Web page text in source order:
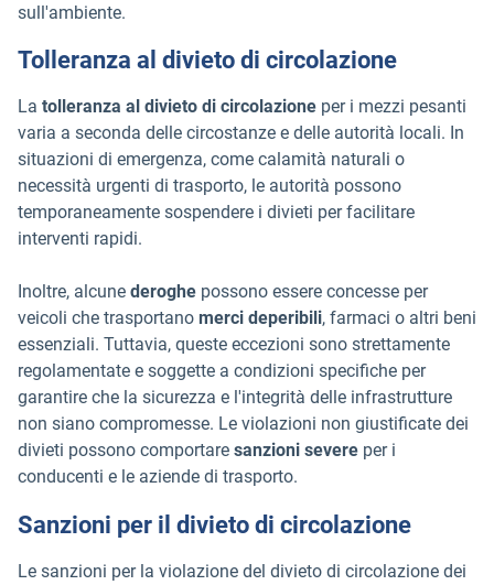
sull'ambiente.
Tolleranza al divieto di circolazione
La tolleranza al divieto di circolazione per i mezzi pesanti
varia a seconda delle circostanze e delle autorità locali. In
situazioni di emergenza, come calamità naturali o
necessità urgenti di trasporto, le autorità possono
temporaneamente sospendere i divieti per facilitare
interventi rapidi.
Inoltre, alcune deroghe possono essere concesse per
veicoli che trasportano merci deperibili, farmaci o altri beni
essenziali. Tuttavia, queste eccezioni sono strettamente
regolamentate e soggette a condizioni specifiche per
garantire che la sicurezza e l'integrità delle infrastrutture
non siano compromesse. Le violazioni non giustificate dei
divieti possono comportare sanzioni severe per i
conducenti e le aziende di trasporto.
Sanzioni per il divieto di circolazione
Le sanzioni per la violazione del divieto di circolazione dei